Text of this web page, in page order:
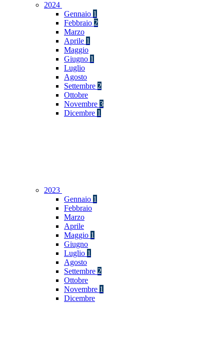
2024
Gennaio 1
Febbraio 2
Marzo
Aprile 1
Maggio
Giugno 1
Luglio
Agosto
Settembre 2
Ottobre
Novembre 3
Dicembre 1
2023
Gennaio 1
Febbraio
Marzo
Aprile
Maggio 1
Giugno
Luglio 1
Agosto
Settembre 2
Ottobre
Novembre 1
Dicembre